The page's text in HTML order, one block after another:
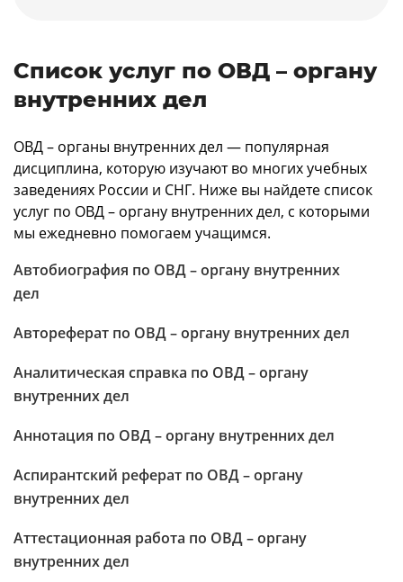
Список услуг по ОВД – органу
внутренних дел
ОВД – органы внутренних дел — популярная
дисциплина, которую изучают во многих учебных
заведениях России и СНГ. Ниже вы найдете список
услуг по ОВД – органу внутренних дел, с которыми
мы ежедневно помогаем учащимся.
Автобиография по ОВД – органу внутренних
дел
Автореферат по ОВД – органу внутренних дел
Аналитическая справка по ОВД – органу
внутренних дел
Аннотация по ОВД – органу внутренних дел
Аспирантский реферат по ОВД – органу
внутренних дел
Аттестационная работа по ОВД – органу
внутренних дел